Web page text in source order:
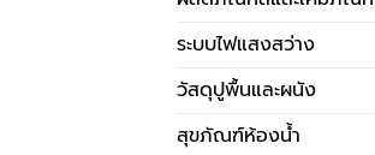
ระบบไฟแสงสว่าง
วัสดุปูพื้นและผนัง
สุขภัณฑ์ห้องน้ำ